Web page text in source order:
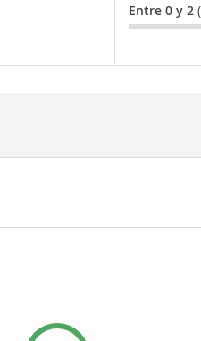
Entre 0 y 2